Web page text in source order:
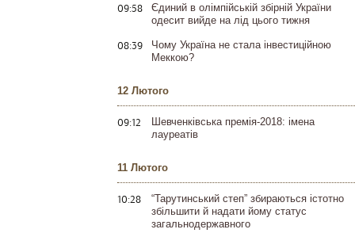
09:58
Єдиний в олімпійській збірній України
одесит вийде на лід цього тижня
08:39
Чому Україна не стала інвестиційною
Меккою?
12 Лютого
09:12
Шевченківська премія-2018: імена
лауреатів
11 Лютого
10:28
“Тарутинський степ” збираються істотно
збільшити й надати йому статус
загальнодержавного